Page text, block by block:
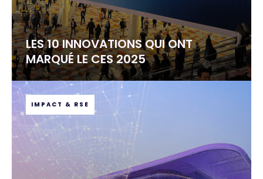
LES 10 INNOVATIONS QUI ONT
MARQUÉ LE CES 2025
IMPACT & RSE